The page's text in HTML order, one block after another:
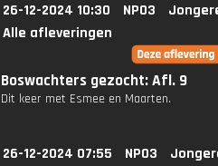
26-12-2024 10:30 NPO3
Alle afleveringen
Boswachters gezocht: Afl. 9
Dit keer met Esmee en Maarten.
26-12-2024 07:55 NPO3